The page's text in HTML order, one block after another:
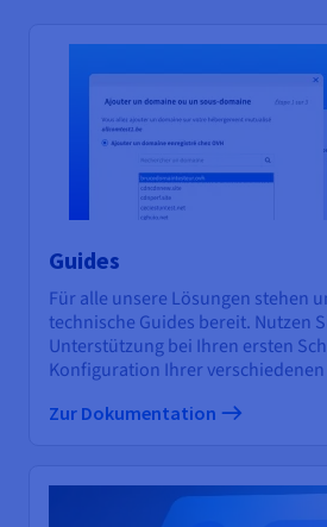
Guides
Für alle unsere Lösungen stehen
technische Guides bereit. Nutzen
Unterstützung bei Ihren ersten
Konfiguration Ihrer verschiedenen
Zur Dokumentation